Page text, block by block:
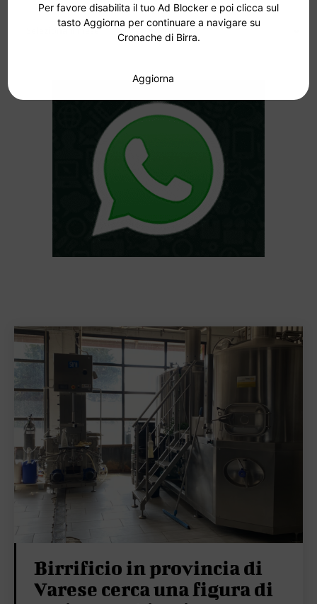
Birrificio in provincia di
Varese cerca una figura di
Per favore disabilita il tuo Ad Blocker e poi clicca sul
tasto Aggiorna per continuare a navigare su
Cronache di Birra.
Aggiorna